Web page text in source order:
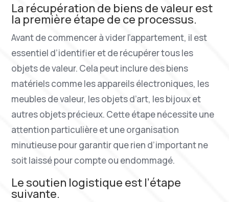
La récupération de biens de valeur est
la première étape de ce processus.
Avant de commencer à vider l’appartement, il est
essentiel d’identifier et de récupérer tous les
objets de valeur. Cela peut inclure des biens
matériels comme les appareils électroniques, les
meubles de valeur, les objets d’art, les bijoux et
autres objets précieux. Cette étape nécessite une
attention particulière et une organisation
minutieuse pour garantir que rien d’important ne
soit laissé pour compte ou endommagé.
Le soutien logistique est l’étape
suivante.